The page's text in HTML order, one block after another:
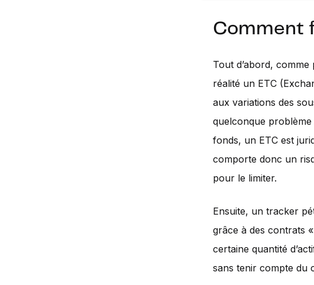
Comment
Tout d’abord,
réalité un ETC
aux variations des
quelconque
fonds, un ETC est
comporte donc un
pour le limiter.
Ensuite, un tracker
grâce à des contrats
certaine quantité
sans tenir compte du